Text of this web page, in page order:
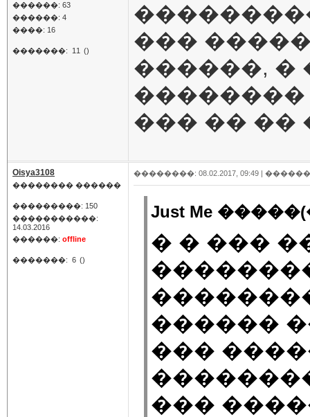
������: 63
������: 4
����: 16
�������: 11 ()
���
������, �
��������
��� �� ��
Oisya3108
�������� ������
���������: 150
�����������:
14.03.2016
������: offline
�������: 6 ()
��������: 08.02.2017, 09:49 |
Just Me
� � ���
������
���
���